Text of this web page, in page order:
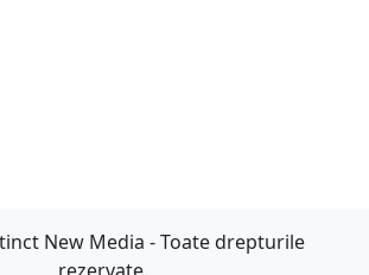
New Media - Toate drepturile